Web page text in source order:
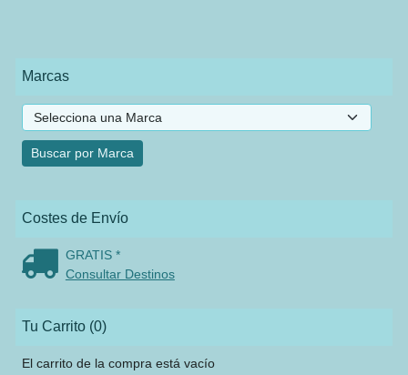
Marcas
Costes de Envío
GRATIS *
Consultar Destinos
Tu Carrito (0)
El carrito de la compra está vacío